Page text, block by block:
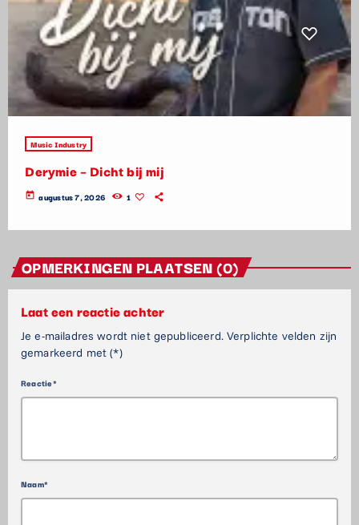
Music Industry
Derymie – Dicht bij mij
today augustus 7, 2026 1
OPMERKINGEN PLAATSEN (0)
Laat een reactie achter
Je e-mailadres wordt niet gepubliceerd. Verplichte velden zijn
gemarkeerd met (*)
Reactie*
Naam*